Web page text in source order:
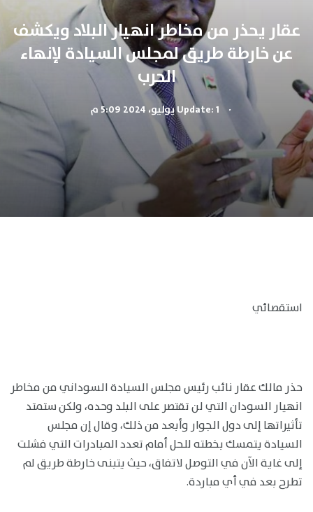
عقار يحذر من مخاطر انهيار البلاد ويكشف
عن خارطة طريق لمجلس السيادة لإنهاء
الحرب
.
استقصائي
حذر مالك عقار نائب رئيس مجلس السيادة السوداني من مخاطر
انهيار السودان التي لن تقتصر على البلد وحده، ولكن ستمتد
تأثيراتها إلى دول الجوار وأبعد من ذلك، وقال إن مجلس
السيادة يتمسك بخطته للحل أمام تعدد المبادرات التي فشلت
إلى غاية الآن في التوصل لاتفاق، حيث يتبنى خارطة طريق لم
تطرح بعد في أي مباردة.